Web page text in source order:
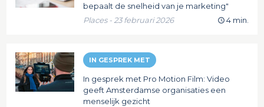
bepaalt de snelheid van je marketing"
Places - 23 februari 2026
4 min.
IN GESPREK MET
In gesprek met Pro Motion Film: Video
geeft Amsterdamse organisaties een
menselijk gezicht